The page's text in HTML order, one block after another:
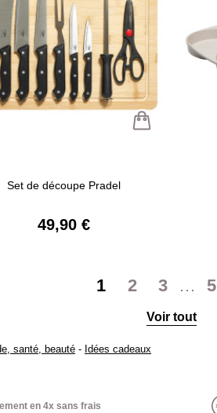
Set de découpe Pradel
49,90 €
1 2 3 … 5
Voir tout
santé, beauté - Idées cadeaux
en 4x sans frais